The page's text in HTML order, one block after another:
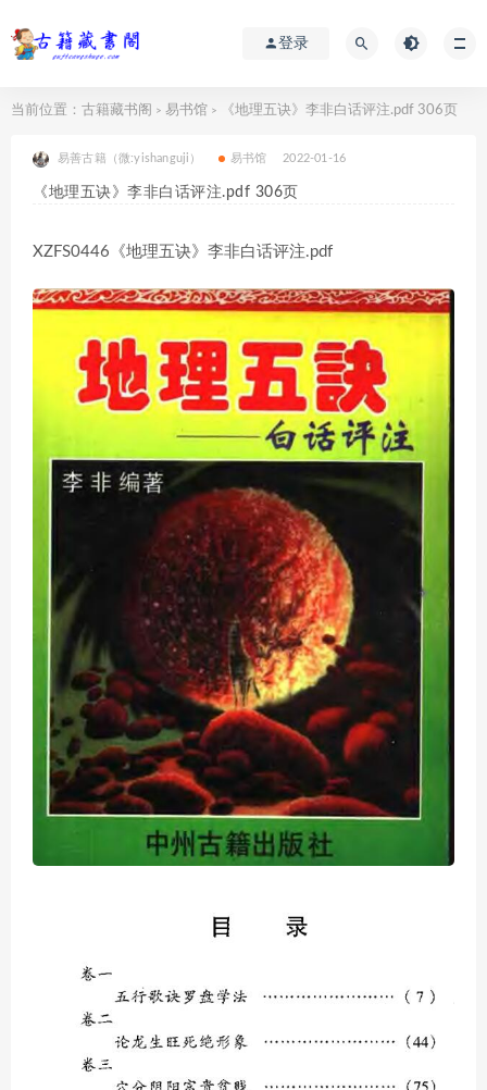
登录
当前位置： 古籍藏书阁 > 易书馆 > 《地理五诀》李非白话评注.pdf 306页
易善古籍（微:yishanguji） 易书馆 2022-01-16
《地理五诀》李非白话评注.pdf 306页
XZFS0446《地理五诀》李非白话评注.pdf